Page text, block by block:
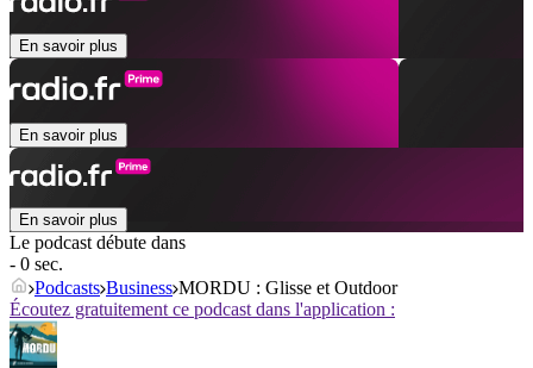
En savoir plus
En savoir plus
En savoir plus
Le podcast débute dans
- 0 sec.
Podcasts Business MORDU : Glisse et Outdoor
Écoutez gratuitement ce podcast dans l'application :